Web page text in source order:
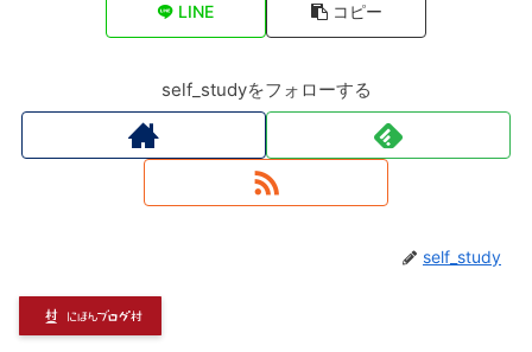
LINE コピー
self_studyをフォローする
self_study